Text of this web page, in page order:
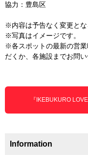
協力：豊島区
※内容は予告なく変更とな
※写真はイメージです。
※各スポットの最新の営
だくか、各施設までお問い
『IKEBUKURO
Information